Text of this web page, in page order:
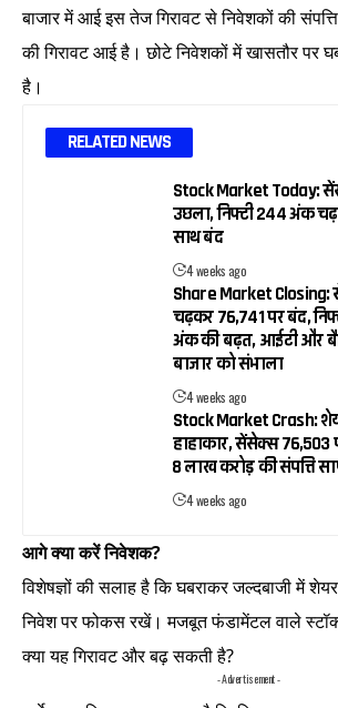
बाजार में आई इस तेज गिरावट से निवेशकों की
की गिरावट आई है। छोटे निवेशकों में खासतौर पर
है।
RELATED NEWS
Stock Market Today:
उछला, निफ्टी 244 अंक
साथ बंद
4 weeks ago
Share Market
चढ़कर 76,741 पर बंद,
अंक की बढ़त, आईटी और
बाजार को संभाला
4 weeks ago
Stock Market Crash:
हाहाकार, सेंसेक्स 76,503
₹8 लाख करोड़ की संपत्ति
4 weeks ago
आगे क्या करें निवेशक?
विशेषज्ञों की सलाह है कि घबराकर जल्दबाजी में
निवेश पर फोकस रखें। मजबूत फंडामेंटल वाले
क्या यह गिरावट और बढ़ सकती है?
- Advertisement -